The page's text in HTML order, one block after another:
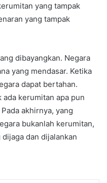
yang tampak
yang tampak
dibayangkan. Negara
yang mendasar. Ketika
dapat bertahan.
kerumitan apa pun
akhirnya, yang
bukanlah kerumitan,
dan dijalankan